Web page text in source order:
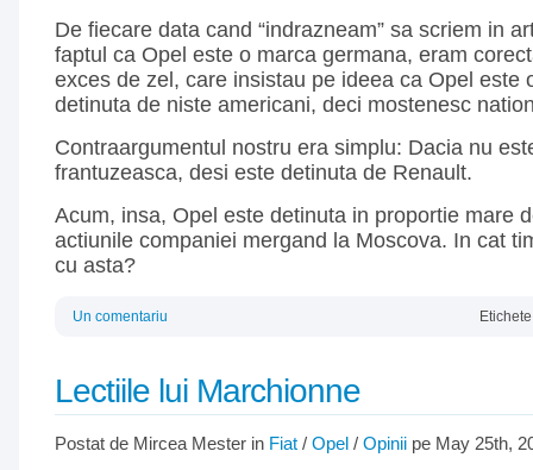
De fiecare data cand “indrazneam” sa scriem in
faptul ca Opel este o marca germana, eram
exces de zel, care insistau pe ideea ca Opel este
detinuta de niste americani, deci mostenesc
Contraargumentul nostru era simplu: Dacia nu
frantuzeasca, desi este detinuta de Renault.
Acum, insa, Opel este detinuta in proportie mare
actiunile companiei mergand la Moscova. In cat
cu asta?
Un comentariu
Lectiile lui Marchionne
Postat de Mircea Mester in Fiat / Opel / Opinii pe May 25th,